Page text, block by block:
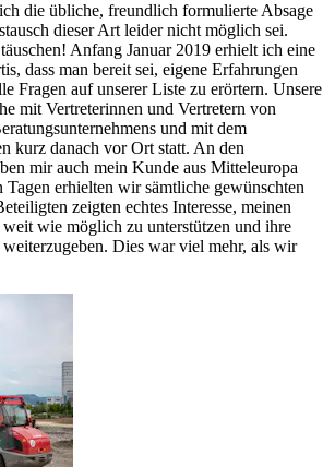
die übliche, freundlich formulierte Absage
dieser Art leider nicht möglich sei.
Anfang Januar 2019 erhielt ich eine
dass man bereit sei, eigene Erfahrungen
Fragen auf unserer Liste zu erörtern. Unsere
mit Vertreterinnen und Vertretern von
und mit dem
kurz danach vor Ort statt. An den
mir auch mein Kunde aus Mitteleuropa
Tagen erhielten wir sämtliche gewünschten
zeigten echtes Interesse, meinen
wie möglich zu unterstützen und ihre
Dies war viel mehr, als wir